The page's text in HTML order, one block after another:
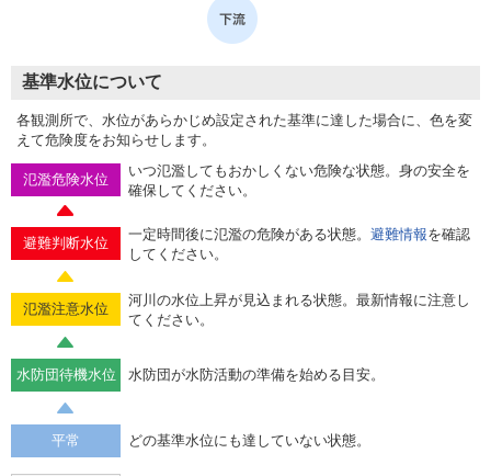
基準水位について
各観測所で、水位があらかじめ設定された基準に達した場合に、色を変
えて危険度をお知らせします。
氾濫危険水位
いつ氾濫してもおかしくない危険な状態。身の安全を
確保してください。
避難判断水位
一定時間後に氾濫の危険がある状態。 避難情報を確認
してください。
氾濫注意水位
河川の水位上昇が見込まれる状態。最新情報に注意し
てください。
水防団待機水位 水防団が水防活動の準備を始める目安。
平常 どの基準水位にも達していない状態。